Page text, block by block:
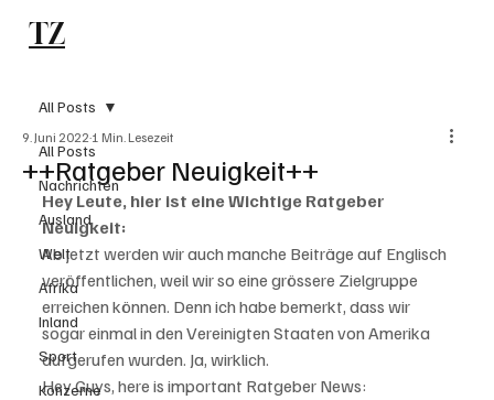
TZ
All Posts
Nachrichten
Ausland
Welt
Afrika
Inland
Sport
Konzerne
All Posts
++Ratgeber Neuigkeit++
9. Juni 2022 1 Min. Lesezeit
Hey Leute, hier ist eine Wichtige Ratgeber
Neuigkeit:
Ab jetzt werden wir auch manche Beiträge auf Englisch
veröffentlichen, weil wir so eine grössere Zielgruppe
erreichen können. Denn ich habe bemerkt, dass wir
sogar einmal in den Vereinigten Staaten von Amerika
aufgerufen wurden. Ja, wirklich.
Hey Guys, here is important Ratgeber News: